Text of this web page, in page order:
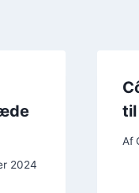
2024
til
Af